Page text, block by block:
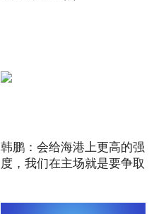
韩鹏：会给海港上更高的强
度，我们在主场就是要争取